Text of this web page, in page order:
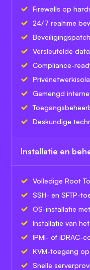
Firewalls op
24/7 realtime
Versleutelde
Compliance-
Gemengd
Deskundige
Installatie en
Volledige Root
SSH- en SFTP-
OS-installatie
Installatie van
IPMI- of iDRAC-
KVM-toegang
Snelle